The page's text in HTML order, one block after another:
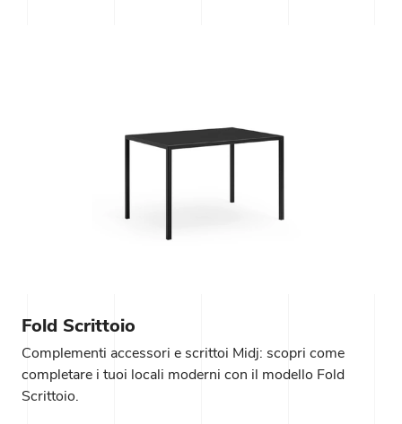
Fold Scrittoio
Complementi accessori e scrittoi Midj: scopri come
completare i tuoi locali moderni con il modello Fold
Scrittoio.